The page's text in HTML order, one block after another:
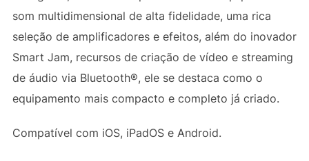
som multidimensional de alta fidelidade, uma rica
seleção de amplificadores e efeitos, além do inovador
Smart Jam, recursos de criação de vídeo e streaming
de áudio via Bluetooth®, ele se destaca como o
equipamento mais compacto e completo já criado.
Compatível com iOS, iPadOS e Android.